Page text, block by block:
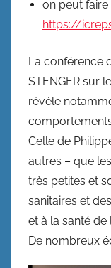
on peut
https://
La conférence
STENGER sur
révèle
Celle de
autres – que
très petites et
sanitaires et
et à la santé
De nombreux